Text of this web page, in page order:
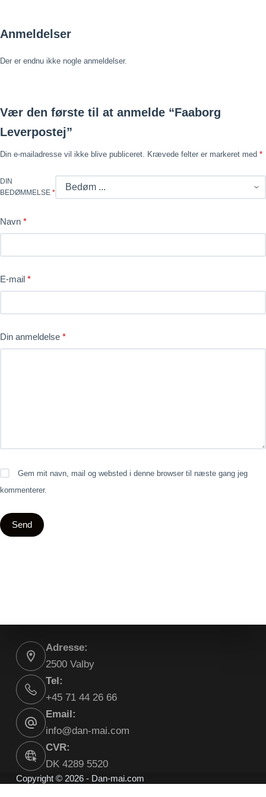
Anmeldelser
Der er endnu ikke nogle anmeldelser.
Vær den første til at anmelde “Faaborg
Leverpostej”
Din e-mailadresse vil ikke blive publiceret. Krævede felter er markeret med *
DIN
BEDØMMELSE *
Navn *
E-mail *
Din anmeldelse *
Gem mit navn, mail og websted i denne browser til næste gang jeg
kommenterer.
Send
Adresse:
2500 Valby
Tel:
+45 71 44 26 66
Email:
info@dan-mai.com
CVR:
DK 4289 5520
Copyright © 2026 - Dan-mai.com